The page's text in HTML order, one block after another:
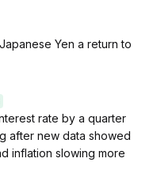
Yen a return to
rate by a quarter
after new data showed
inflation slowing more